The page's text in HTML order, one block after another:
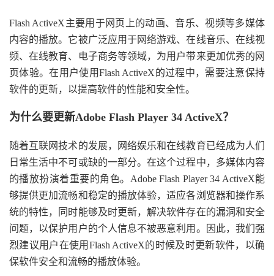
Flash ActiveX主要用于网页上的动画、音乐、视频等多媒体
内容的播放。它被广泛应用于网络游戏、在线音乐、在线视
频、在线教育、电子商务等领域，为用户带来更加优秀的网
页体验。在用户使用Flash ActiveX的过程中，需要注意保持
软件的更新，以提高软件的性能和安全性。
为什么要更新Adobe Flash Player 34 ActiveX？
随着互联网技术的发展，网络娱乐和在线教育已经成为人们
日常生活中不可或缺的一部分。在这个过程中，多媒体内容
的播放扮演着重要的角色。Adobe Flash Player 34 ActiveX能
够提供更加流畅和稳定的播放体验，适应各浏览器和操作系
统的特性，同时能够及时更新，解决软件存在的漏洞和安全
问题，以保护用户的个人信息不被恶意利用。因此，我们强
烈建议用户在使用Flash ActiveX的时候及时更新软件，以确
保软件安全和流畅的播放体验。